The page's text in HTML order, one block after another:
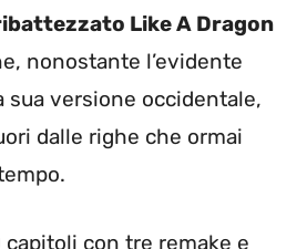
Like A Dragon
nonostante l’evidente
sua versione occidentale,
dalle righe che ormai
capitoli con tre remake e